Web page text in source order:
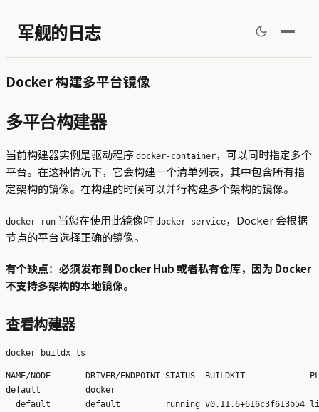
军舰的日志
Docker 构建多平台镜像
多平台构建器
当前构建器实例是驱动程序 docker-container，可以同时指定多个
平台。在这种情况下，它会构建一个清单列表，其中包含所有指
定架构的镜像。在构建的时候可以并行构建多个架构的镜像。
docker run 当您在使用此镜像时 docker service，Docker 会根据
节点的平台选择正确的镜像。
有个缺点：必须发布到 Docker Hub 或者私有仓库，因为 Docker
不支持多架构的本地镜像。
查看构建器
NAME/NODE       DRIVER/ENDPOINT STATUS  BUILDKIT
default         docker
default       default         running v0.11.6+616c3f613b54